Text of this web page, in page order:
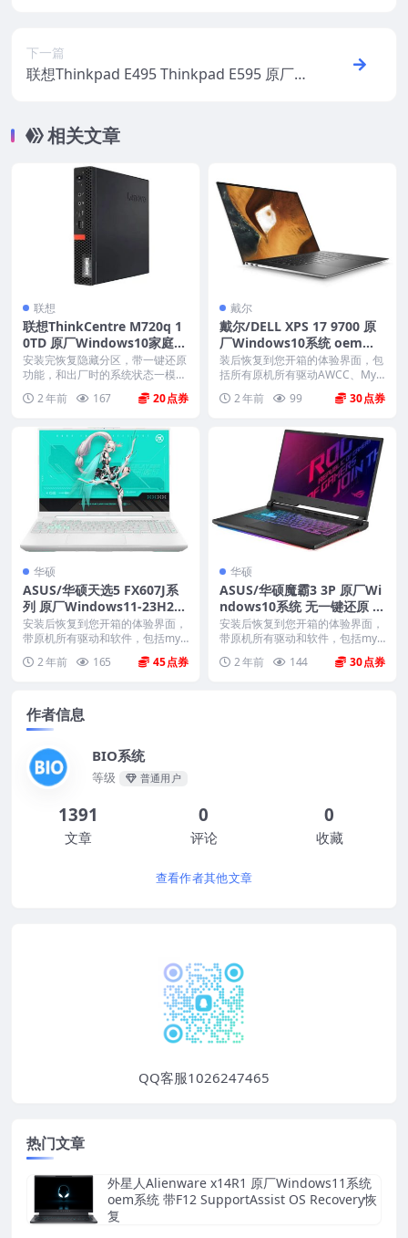
下一篇
联想Thinkpad E495 Thinkpad E595 原厂W
相关文章
联想
联想ThinkCentre M720q 1
0TD 原厂Windows10家庭版
oem系统镜像下载
安装完恢复隐藏分区，带一键还原
功能，和出厂时的系统状态一模一
2 年前 167 20
戴尔
戴尔/DELL XPS 17 9700 原
厂Windows10系统 oem系
统 不带F12功能
装后恢复到您开箱的体验界面，包
括所有原机所有驱动AWCC、Myd
2 年前 99 30
华硕
ASUS/华硕天选5 FX607J系
列 原厂Windows11-23H2系
统 无一键还原 非工厂模式
安装后恢复到您开箱的体验界面，
带原机所有驱动和软件，包括mya
2 年前 165 45
华硕
ASUS/华硕魔霸3 3P 原厂Wi
ndows10系统 无一键还原 非
工厂模式
安装后恢复到您开箱的体验界面，
带原机所有驱动和软件，包括mya
2 年前 144 30
作者信息
BIO系统
等级 普通用户
1391
文章
0
评论
0
收藏
查看作者其他文章
QQ客服1026247465
热门文章
外星人Alienware x14R1 原厂Windows11系统
oem系统 带F12 SupportAssist OS Recovery恢
复